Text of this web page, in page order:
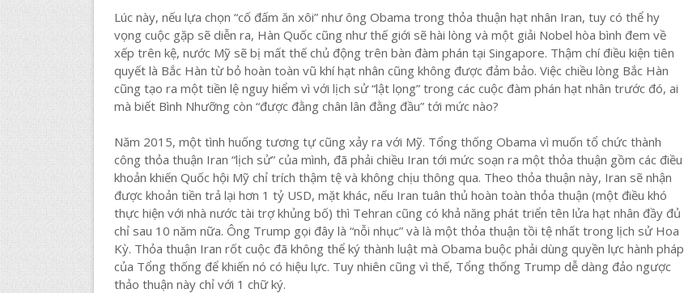
Lúc này, nếu lựa chọn “cố đấm ăn xôi” như ông Obama trong thỏa thuận hạt nhân Iran, tuy có thể hy
vọng cuộc gặp sẽ diễn ra, Hàn Quốc cũng như thế giới sẽ hài lòng và một giải Nobel hòa bình đem về
xếp trên kệ, nước Mỹ sẽ bị mất thế chủ động trên bàn đàm phán tại Singapore. Thậm chí điều kiện tiên
quyết là Bắc Hàn từ bỏ hoàn toàn vũ khí hạt nhân cũng không được đảm bảo. Việc chiều lòng Bắc Hàn
cũng tạo ra một tiền lệ nguy hiểm vì với lịch sử “lật lọng” trong các cuộc đàm phán hạt nhân trước đó, ai
mà biết Bình Nhưỡng còn “được đằng chân lân đằng đầu” tới mức nào?
Năm 2015, một tình huống tương tự cũng xảy ra với Mỹ. Tổng thống Obama vì muốn tổ chức thành
công thỏa thuận Iran “lịch sử” của mình, đã phải chiều Iran tới mức soạn ra một thỏa thuận gồm các điều
khoản khiến Quốc hội Mỹ chỉ trích thậm tệ và không chịu thông qua. Theo thỏa thuận này, Iran sẽ nhận
được khoản tiền trả lại hơn 1 tỷ USD, mặt khác, nếu Iran tuân thủ hoàn toàn thỏa thuận (một điều khó
thực hiện với nhà nước tài trợ khủng bố) thì Tehran cũng có khả năng phát triển tên lửa hạt nhân đầy đủ
chỉ sau 10 năm nữa. Ông Trump gọi đây là “nỗi nhục” và là một thỏa thuận tồi tệ nhất trong lịch sử Hoa
Kỳ. Thỏa thuận Iran rốt cuộc đã không thể ký thành luật mà Obama buộc phải dùng quyền lực hành pháp
của Tổng thống để khiến nó có hiệu lực. Tuy nhiên cũng vì thế, Tổng thống Trump dễ dàng đảo ngược
thảo thuận này chỉ với 1 chữ ký.